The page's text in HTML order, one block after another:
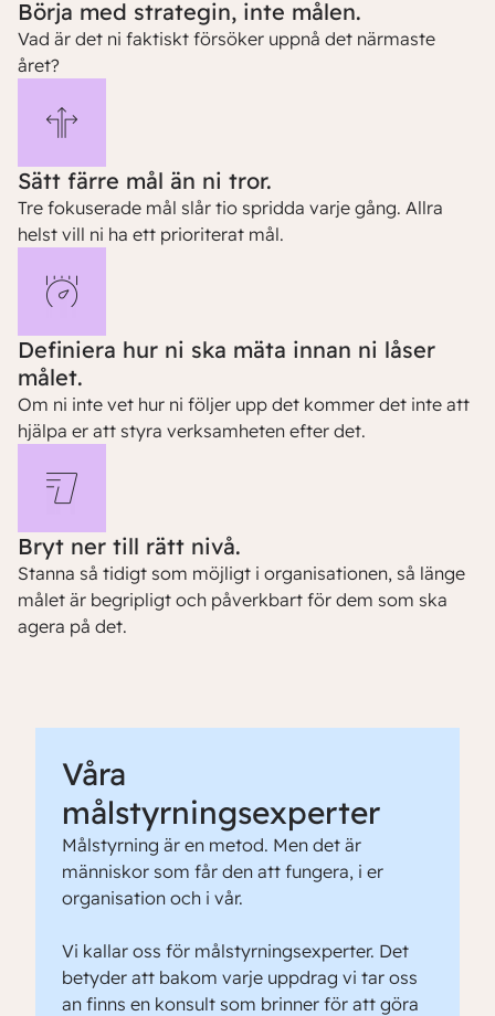
Börja med strategin, inte målen.
Vad är det ni faktiskt försöker uppnå det närmaste
året?
Sätt färre mål än ni tror.
Tre fokuserade mål slår tio spridda varje gång. Allra
helst vill ni ha ett prioriterat mål.
Definiera hur ni ska mäta innan ni låser
målet.
Om ni inte vet hur ni följer upp det kommer det inte att
hjälpa er att styra verksamheten efter det.
Bryt ner till rätt nivå.
Stanna så tidigt som möjligt i organisationen, så länge
målet är begripligt och påverkbart för dem som ska
agera på det.
Våra
målstyrningsexperter
Målstyrning är en metod. Men det är
människor som får den att fungera, i er
organisation och i vår.
Vi kallar oss för målstyrningsexperter. Det
betyder att bakom varje uppdrag vi tar oss
an finns en konsult som brinner för att göra